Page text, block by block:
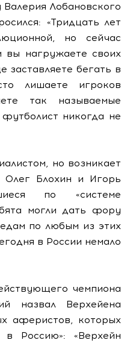
Лобановского
«Тридцать лет
но сейчас
вы нагружаете своих
заставляете бегать в
лишаете игроков
так называемые
никогда не
но возникает
Блохин и Игорь
по «системе
могли дать фору
по любым из этих
в России немало
чемпиона
назвал Верхейена
аферистов, которых
Россию»: «Верхейн